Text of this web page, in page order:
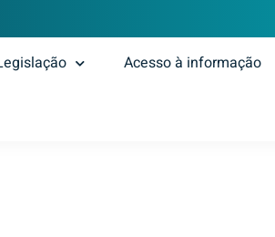
Acesso à informação